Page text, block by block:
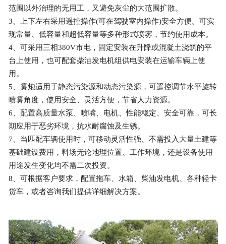
范围以外治理的无用工，又避免灰尘的大范围扩散。
3、上下左右采用遥控操作(可在驾驶室内操作)安全方便。可实
现常量、低容量和超低容量等多种形式喷雾，节约使用成本。
4、可采用三相380V市电，固定安装在升降或混凝土浇筑的平
台上使用，也可配套柴油发电机组供电安装在运输车辆上使
用。
5、雾炮适用于静态污染源和动态污染源，可遥控调节水平旋转
喷雾角度，使用安全、灵活方便，节省人力资源。
6、配置高质量水泵、喷嘴、电机、性能稳定、安全可靠，可长
期应用于恶劣环境，抗水耐腐蚀及生锈。
7、当匹配车辆使用时，可移动灵活性强、不需投入大量土建等
基础建设费用，料场无论地理位置、工作环境，还是设备使用
用途发生变化均不需二次投资。
8、可根据客户要求，配置拖车、水箱、柴油发电机、各种轻卡
货车，或者咨询我们提供详细解决方案。